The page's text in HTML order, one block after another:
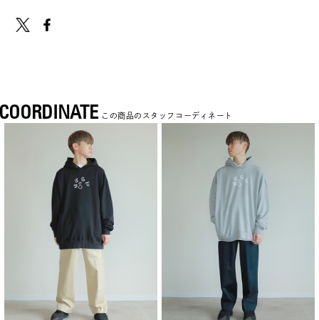
この商品のスタッフコーディネート